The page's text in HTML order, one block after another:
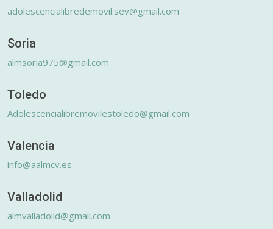
adolescencialibredemovil.sev@gmail.com
Soria
almsoria975@gmail.com
Toledo
Adolescencialibremovilestoledo@gmail.com
Valencia
info@aalmcv.es
Valladolid
almvalladolid@gmail.com